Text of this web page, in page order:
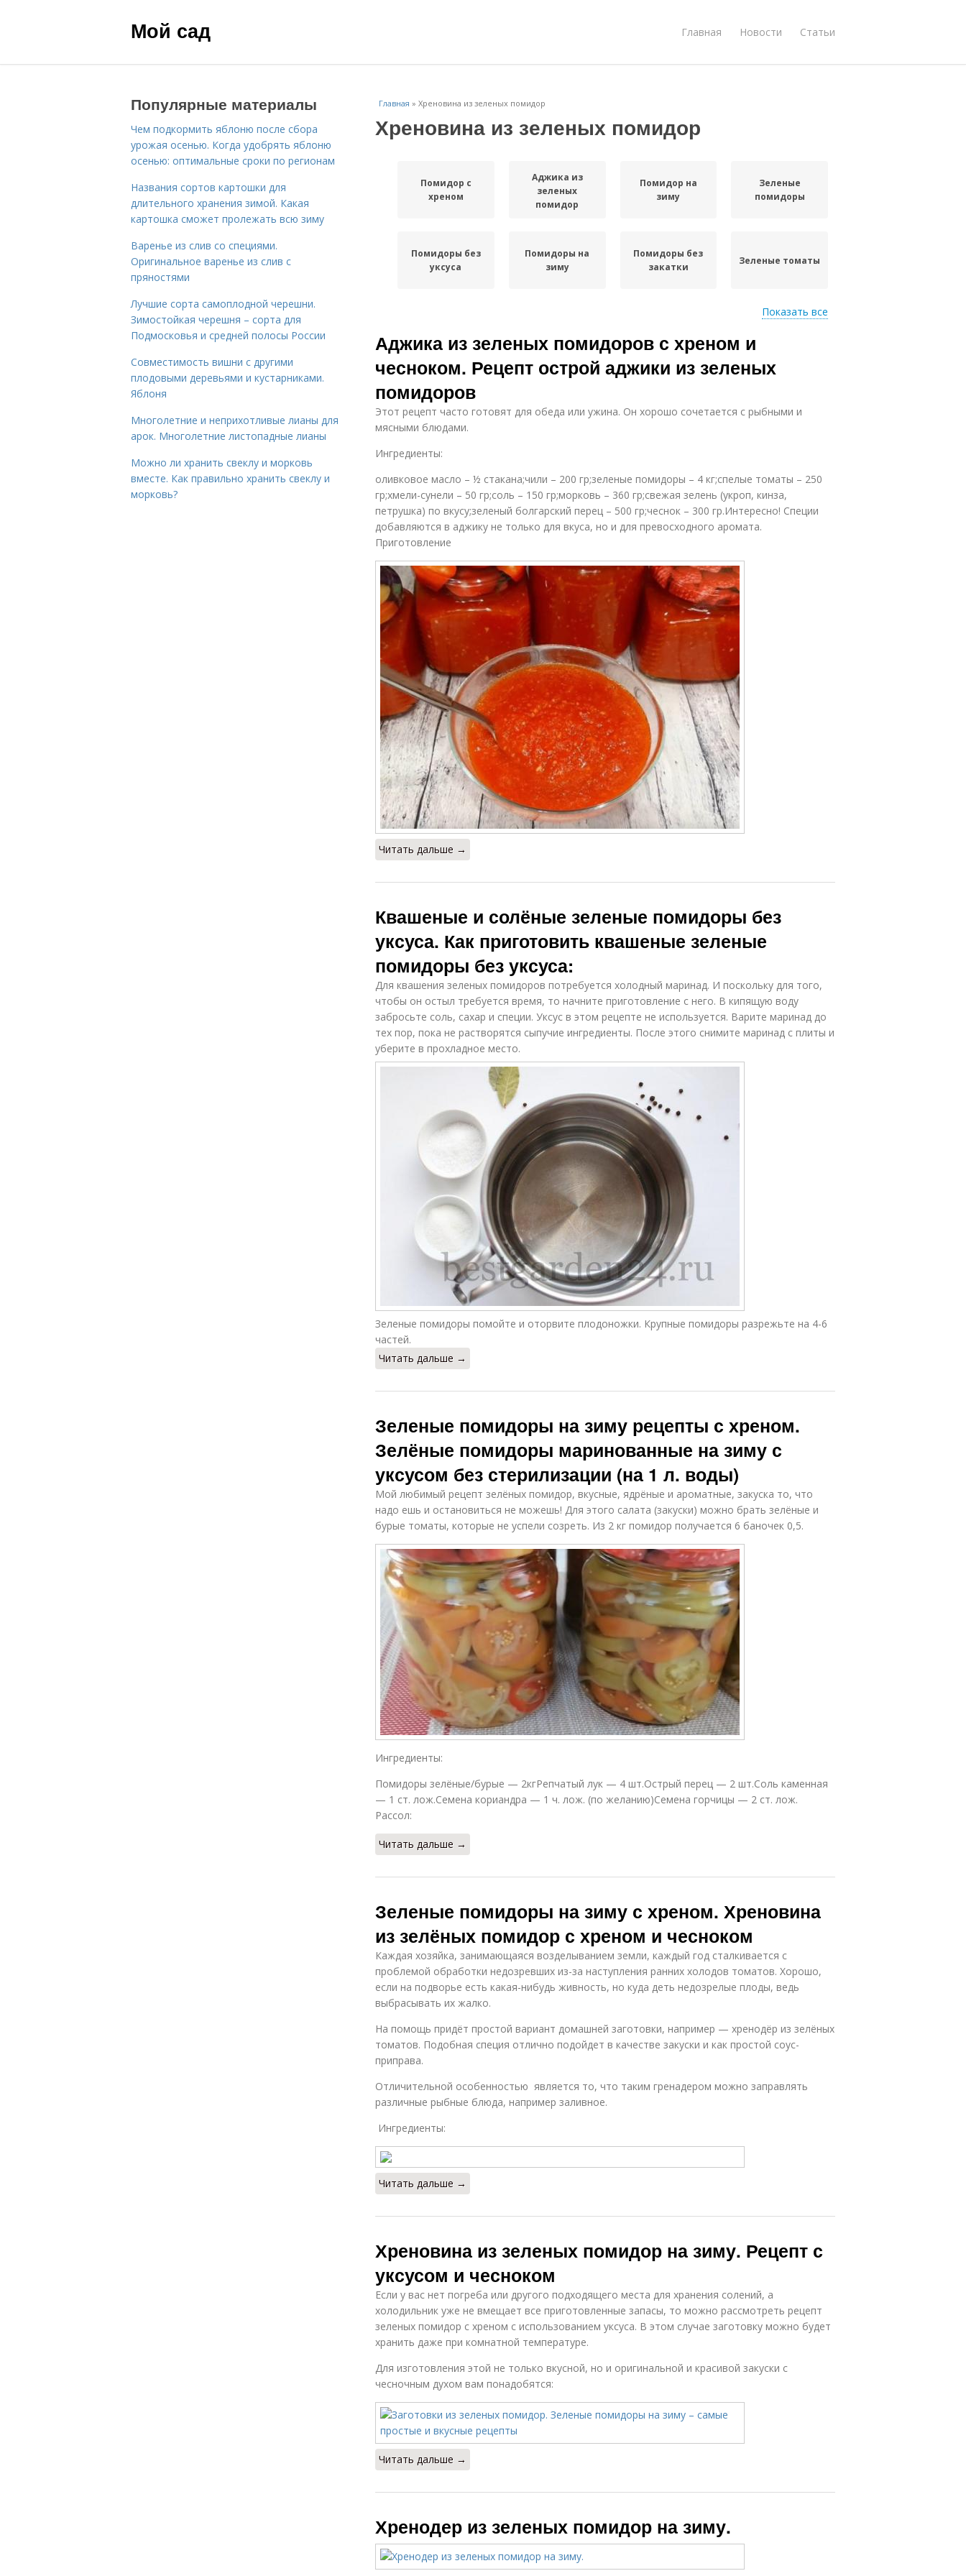
Мой сад Главная Новости Статьи
Главная » Хреновина из зеленых помидор
Хреновина из зеленых помидор
Помидор с
хреном
Аджика из
зеленых
помидор
Помидор на
зиму
Зеленые
помидоры
Помидоры без
уксуса
Помидоры на
зиму
Помидоры без
закатки
Зеленые томаты
помидоры
морковью
крышку
помидоры
Помидоры с
хреном
помидор
хреновина
чесноком
Приправа из
помидор
помидор
добавлением
помидор
Помидоры с
чесноком
Помидоры в
Помидоры в
Заготовки из
Закуска из
зеленых
помидор
Черные
помидоры
Помидоры в
кафе
Хреновины из
помидор
Хреновины с
помидорами
Хреновина с
помидорами
Хреновина с
аспирином
Хреновина из
соленых
помидор
Хреновина без
варки
Приготовления
из помидор
Хреновина из
помидор
Хреновина на
зиму
Показать все
Аджика из зеленых помидоров с хреном и
чесноком. Рецепт острой аджики из зеленых
помидоров
Этот рецепт часто готовят для обеда или ужина. Он хорошо сочетается с рыбными и
мясными блюдами.
Ингредиенты:
оливковое масло – ½ стакана;чили – 200 гр;зеленые помидоры – 4 кг;спелые томаты – 250
гр;хмели-сунели – 50 гр;соль – 150 гр;морковь – 360 гр;свежая зелень (укроп, кинза,
петрушка) по вкусу;зеленый болгарский перец – 500 гр;чеснок – 300 гр.Интересно! Специи
добавляются в аджику не только для вкуса, но и для превосходного аромата.
Приготовление
Читать дальше →
Квашеные и солёные зеленые помидоры без
уксуса. Как приготовить квашеные зеленые
помидоры без уксуса:
Для квашения зеленых помидоров потребуется холодный маринад. И поскольку для того,
чтобы он остыл требуется время, то начните приготовление с него. В кипящую воду
забросьте соль, сахар и специи. Уксус в этом рецепте не используется. Варите маринад до
тех пор, пока не растворятся сыпучие ингредиенты. После этого снимите маринад с плиты и
уберите в прохладное место.
Зеленые помидоры помойте и оторвите плодоножки. Крупные помидоры разрежьте на 4-6
частей.
Читать дальше →
Зеленые помидоры на зиму рецепты с хреном.
Зелёные помидоры маринованные на зиму с
уксусом без стерилизации (на 1 л. воды)
Мой любимый рецепт зелёных помидор, вкусные, ядрёные и ароматные, закуска то, что
надо ешь и остановиться не можешь! Для этого салата (закуски) можно брать зелёные и
бурые томаты, которые не успели созреть. Из 2 кг помидор получается 6 баночек 0,5.
Ингредиенты:
Помидоры зелёные/бурые — 2кгРепчатый лук — 4 шт.Острый перец — 2 шт.Соль каменная
— 1 ст. лож.Семена кориандра — 1 ч. лож. (по желанию)Семена горчицы — 2 ст. лож.
Рассол:
Читать дальше →
Зеленые помидоры на зиму с хреном. Хреновина
из зелёных помидор с хреном и чесноком
Каждая хозяйка, занимающаяся возделыванием земли, каждый год сталкивается с
проблемой обработки недозревших из-за наступления ранних холодов томатов. Хорошо,
если на подворье есть какая-нибудь живность, но куда деть недозрелые плоды, ведь
выбрасывать их жалко.
На помощь придёт простой вариант домашней заготовки, например — хренодёр из зелёных
томатов. Подобная специя отлично подойдет в качестве закуски и как простой соус-
приправа.
Отличительной особенностью является то, что таким гренадером можно заправлять
различные рыбные блюда, например заливное.
Ингредиенты:
Читать дальше →
Хреновина из зеленых помидор на зиму. Рецепт с
уксусом и чесноком
Если у вас нет погреба или другого подходящего места для хранения солений, а
холодильник уже не вмещает все приготовленные запасы, то можно рассмотреть рецепт
зеленых помидор с хреном с использованием уксуса. В этом случае заготовку можно будет
хранить даже при комнатной температуре.
Для изготовления этой не только вкусной, но и оригинальной и красивой закуски с
чесночным духом вам понадобятся:
Читать дальше →
Хренодер из зеленых помидор на зиму.
Популярные материалы
Чем подкормить яблоню после сбора
урожая осенью. Когда удобрять яблоню
осенью: оптимальные сроки по регионам
Названия сортов картошки для
длительного хранения зимой. Какая
картошка сможет пролежать всю зиму
Варенье из слив со специями.
Оригинальное варенье из слив с
пряностями
Лучшие сорта самоплодной черешни.
Зимостойкая черешня – сорта для
Подмосковья и средней полосы России
Совместимость вишни с другими
плодовыми деревьями и кустарниками.
Яблоня
Многолетние и неприхотливые лианы для
арок. Многолетние листопадные лианы
Можно ли хранить свеклу и морковь
вместе. Как правильно хранить свеклу и
морковь?